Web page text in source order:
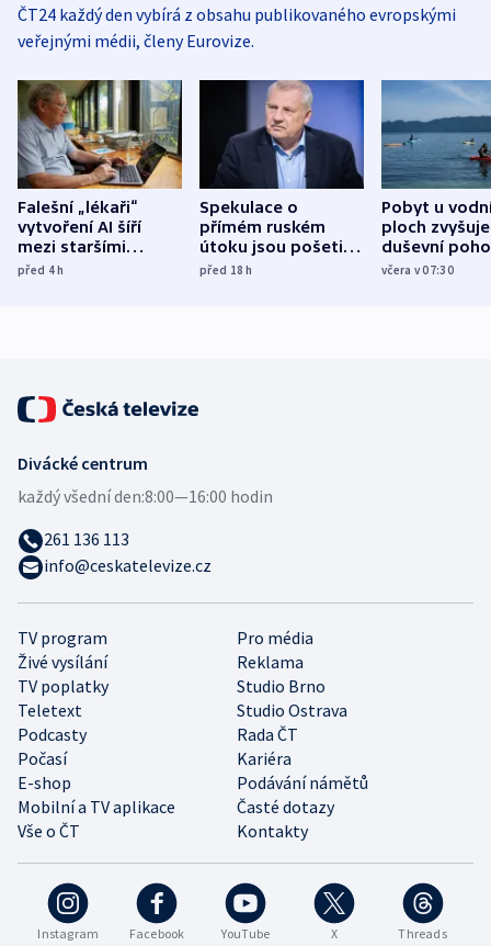
ČT24 každý den vybírá z obsahu publikovaného evropskými
veřejnými médii, členy Eurovize.
Falešní „lékaři“
vytvoření AI šíří
mezi staršími
Poláky nebezpečné
před 4h
Spekulace o
přímém ruském
útoku jsou pošetilé,
míní estonský
před 18h
Pobyt u
ploch zvyšuje
duševní
ukázala
včera v 07:30
Instagram Facebook YouTube X Threads
TV program
Pro média
Živé vysílání
Reklama
TV poplatky
Studio Brno
Teletext
Studio Ostrava
Podcasty
Rada ČT
Počasí
Kariéra
E-shop
Podávání námětů
Mobilní a TV aplikace
Časté dotazy
Vše o ČT
Kontakty
Divácké centrum
každý všední den:8:00—16:00 hodin
261 136 113
info@ceskatelevize.cz